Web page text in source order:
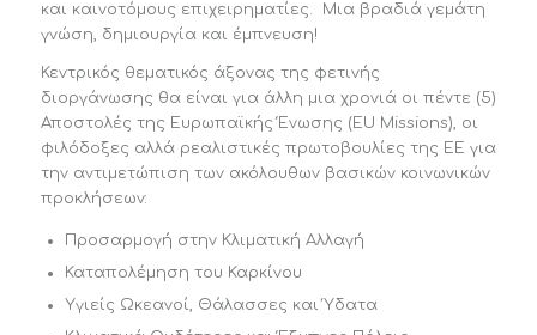
και καινοτόμους επιχειρηματίες. Μια βραδιά γεμάτη
γνώση, δημιουργία και έμπνευση!
Κεντρικός θεματικός άξονας της φετινής
διοργάνωσης θα είναι για άλλη μια χρονιά οι πέντε (5)
Αποστολές της Ευρωπαϊκής Ένωσης (EU Missions), οι
φιλόδοξες αλλά ρεαλιστικές πρωτοβουλίες της ΕΕ για
την αντιμετώπιση των ακόλουθων βασικών κοινωνικών
προκλήσεων:
Προσαρμογή στην Κλιματική Αλλαγή
Καταπολέμηση του Καρκίνου
Υγιείς Ωκεανοί, Θάλασσες και Ύδατα